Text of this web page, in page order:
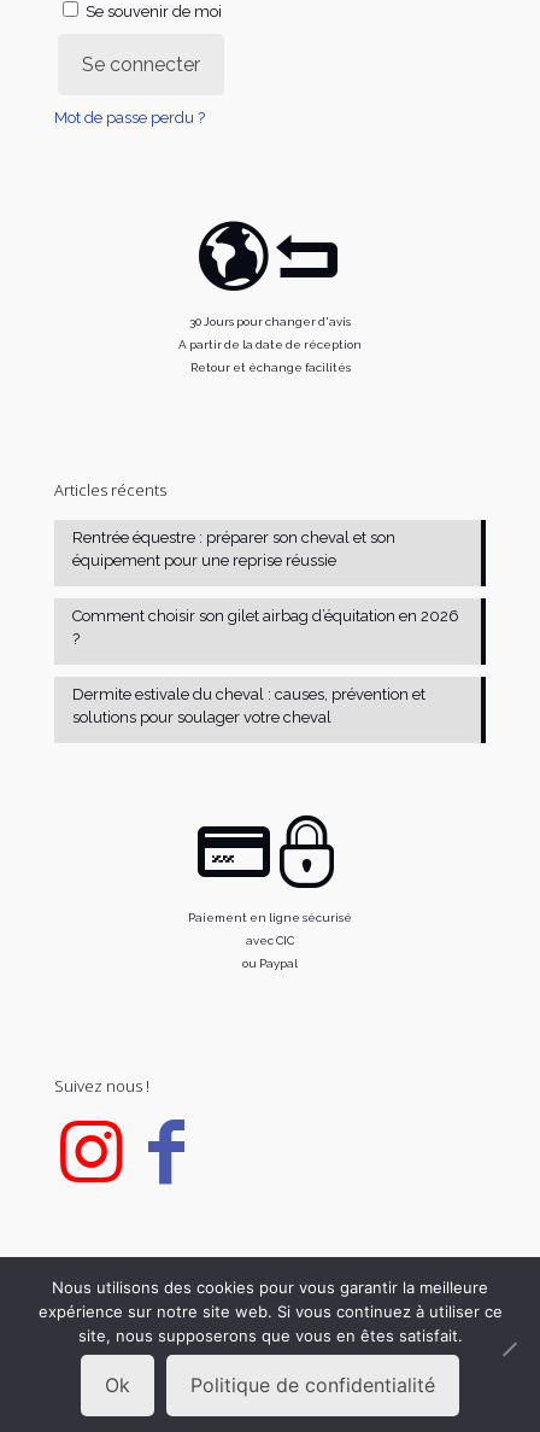
Se souvenir de moi
Se connecter
Mot de passe perdu ?
30 Jours pour changer d'avis
A partir de la date de réception
Retour et échange facilités
Articles récents
Rentrée équestre : préparer son cheval et son
équipement pour une reprise réussie
Comment choisir son gilet airbag d’équitation en 2026
?
Dermite estivale du cheval : causes, prévention et
solutions pour soulager votre cheval
Paiement en ligne sécurisé
avec CIC
ou Paypal
Suivez nous !
© 2020 FOR C. All Rights Reserved.
Nous utilisons des cookies pour vous garantir la meilleure
expérience sur notre site web. Si vous continuez à utiliser ce
site, nous supposerons que vous en êtes satisfait.
Ok Politique de confidentialité